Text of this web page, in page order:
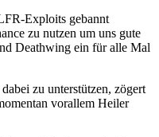
Exploits gebannt
zu nutzen um uns gute
Deathwing ein für alle Mal
zu unterstützen, zögert
vorallem Heiler